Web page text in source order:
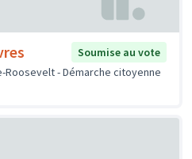
Soumise au vote
Roosevelt - Démarche citoyenne